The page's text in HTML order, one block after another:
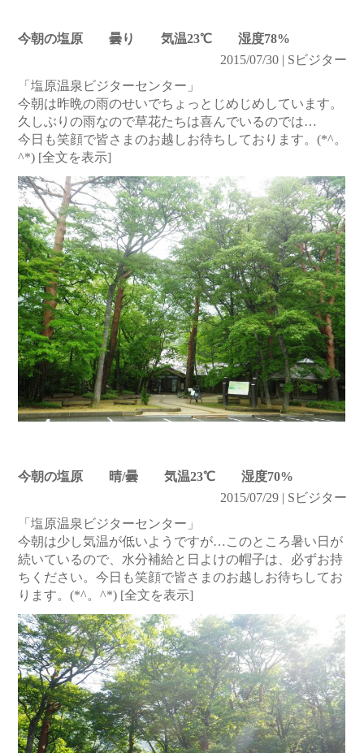
今朝の塩原 曇り 気温23℃ 湿度78%
2015/07/30 | Sビジター
「塩原温泉ビジターセンター」
今朝は昨晩の雨のせいでちょっとじめじめしています。
久しぶりの雨なので草花たちは喜んでいるのでは…
今日も笑顔で皆さまのお越しお待ちしております。(*^。
^*) [全文を表示]
今朝の塩原 晴/曇 気温23℃ 湿度70%
2015/07/29 | Sビジター
「塩原温泉ビジターセンター」
今朝は少し気温が低いようですが…このところ暑い日が
続いているので、水分補給と日よけの帽子は、必ずお持
ちください。今日も笑顔で皆さまのお越しお待ちしてお
ります。(*^。^*) [全文を表示]